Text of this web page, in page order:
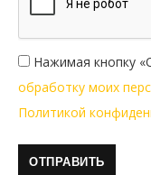
Нажимая кнопку
обработку моих
Политикой